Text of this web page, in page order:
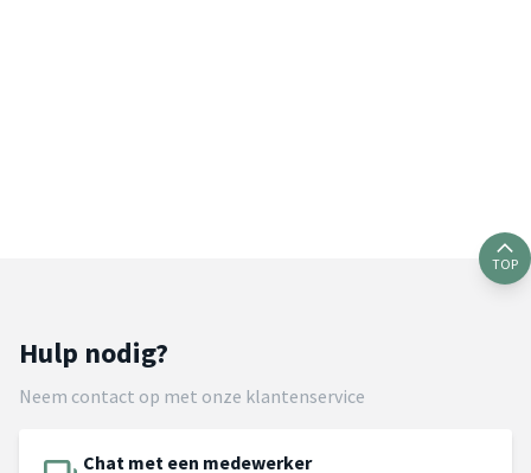
TOP
Hulp nodig?
Neem contact op met onze klantenservice
Chat met een medewerker